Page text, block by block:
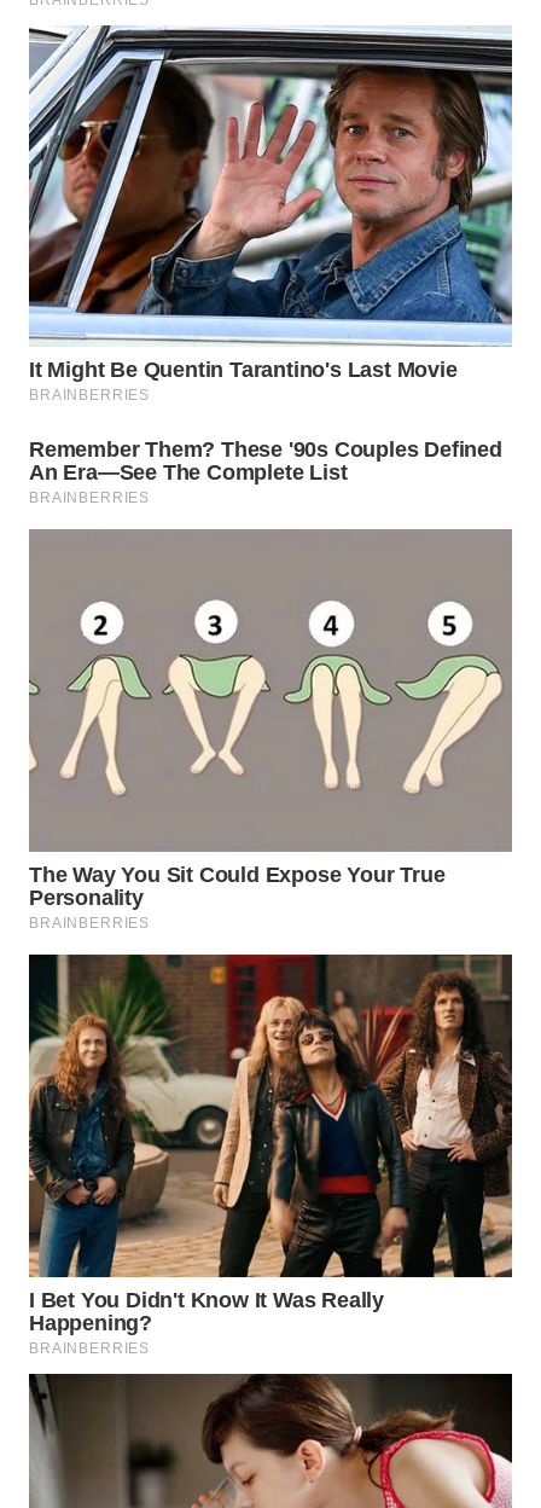
WN
INDRAMAYU
WN
KUNINGAN
WN
MAJALENGKA
WN
SUBANG
WN
WN
PRIANGAN
TIMUR
WN
SEMARANG
WN
BOROBUDUR
MADURA
WN
SURABAYA
WN
NATUNA
WN
BINTAN
WN
MANDALIKA
LIKUPANG